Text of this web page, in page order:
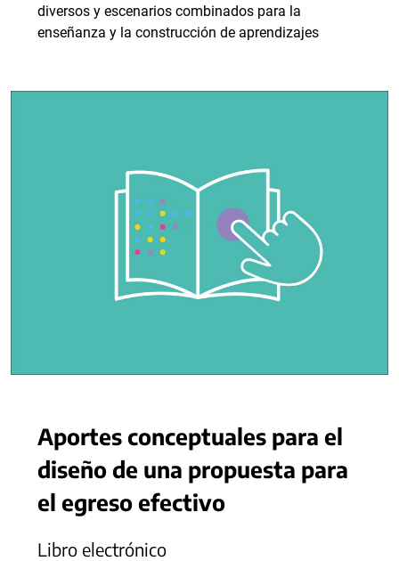
diversos y escenarios combinados para la
enseñanza y la construcción de aprendizajes
Aportes conceptuales para el
diseño de una propuesta para
el egreso efectivo
Libro electrónico